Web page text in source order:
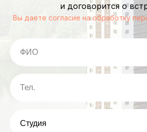
и договорится о
Вы даете согласие на обработку